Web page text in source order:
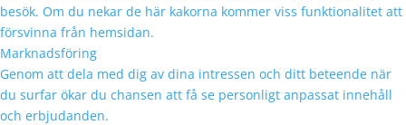
besök. Om du nekar de här kakorna kommer viss funktionalitet att
försvinna från hemsidan.
Marknadsföring
Genom att dela med dig av dina intressen och ditt beteende när
du surfar ökar du chansen att få se personligt anpassat innehåll
och erbjudanden.